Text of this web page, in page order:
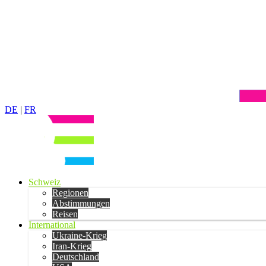
DE | FR
Schweiz
Regionen
Abstimmungen
Reisen
International
Ukraine-Krieg
Iran-Krieg
Deutschland